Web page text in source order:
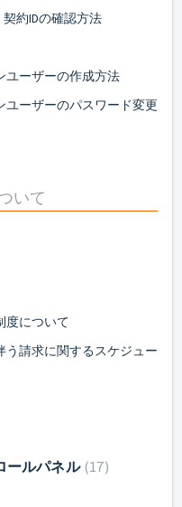
約IDの確認方法
ユーザーの作成方法
ユーザーのパスワード変更
いて
度について
う請求に関するスケジュー
ールパネル 17